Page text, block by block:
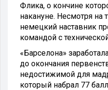
Флика, о кончине
накануне. Несмотря на
немецкий наставник
командой с
«Барселона»
до окончания
недостижимой для
который набрал 77